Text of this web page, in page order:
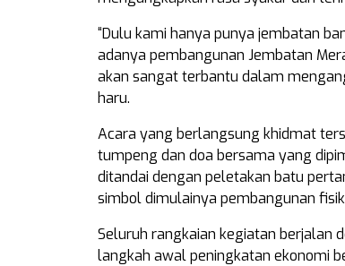
“Dulu kami hanya punya jembatan
adanya pembangunan Jembatan
akan sangat terbantu dalam
haru.
Acara yang berlangsung khidmat
tumpeng dan doa bersama yang
ditandai dengan peletakan batu
simbol dimulainya pembangunan
Seluruh rangkaian kegiatan berjalan
langkah awal peningkatan ekonomi